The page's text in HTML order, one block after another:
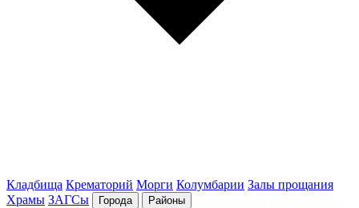
Кладбища Крематорий Морги Колумбарии Залы прощания
Храмы ЗАГСы Города Районы